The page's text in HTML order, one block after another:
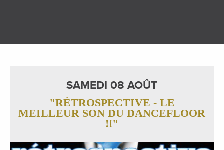
SAMEDI 08 AOÛT
"RÉTROSPECTIVE - LE
MEILLEUR SON DU DANCEFLOOR
!!"